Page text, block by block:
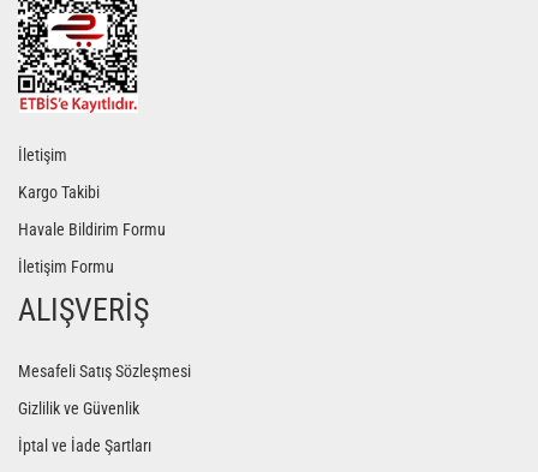
İletişim
Kargo Takibi
Havale Bildirim Formu
İletişim Formu
ALIŞVERİŞ
Mesafeli Satış Sözleşmesi
Gizlilik ve Güvenlik
İptal ve İade Şartları